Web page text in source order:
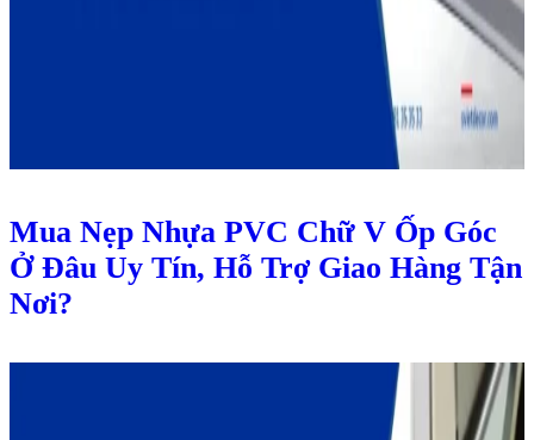
Mua Nẹp Nhựa PVC Chữ V Ốp Góc
Ở Đâu Uy Tín, Hỗ Trợ Giao Hàng Tận
Nơi?